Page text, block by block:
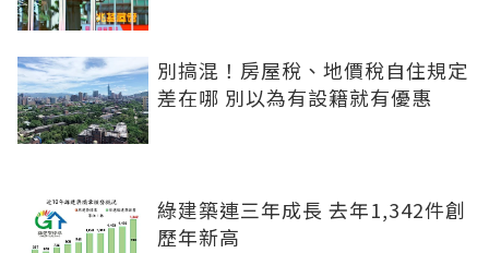
別搞混！房屋稅、地價稅自住規定
差在哪 別以為有設籍就有優惠
綠建築連三年成長 去年1,342件創
歷年新高